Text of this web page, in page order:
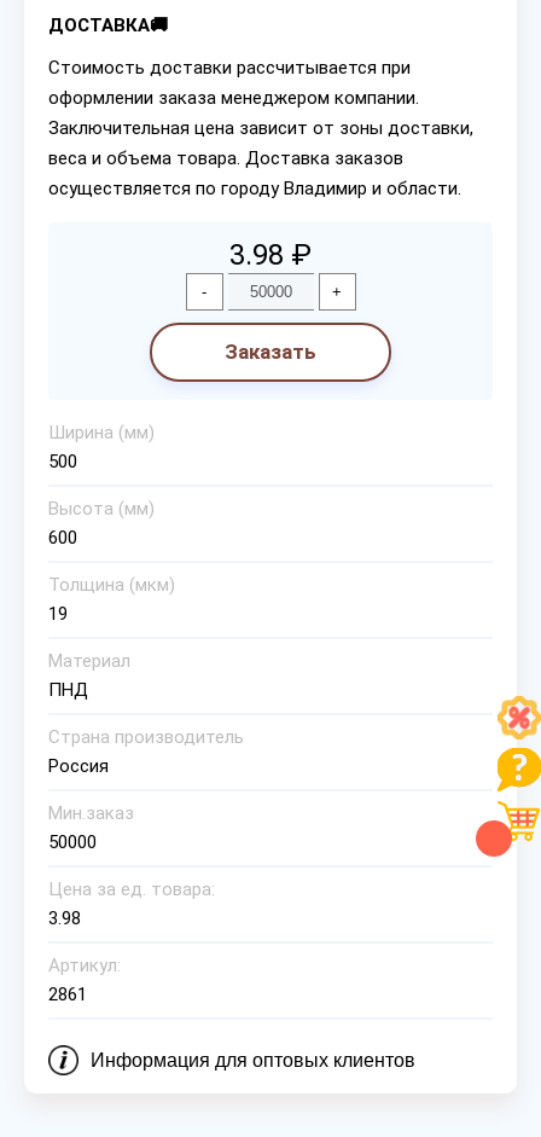
ДОСТАВКА🚚
Стоимость доставки рассчитывается при
оформлении заказа менеджером компании.
Заключительная цена зависит от зоны доставки,
веса и объема товара. Доставка заказов
осуществляется по городу Владимир и области.
3.98 ₽
- +
Заказать
Ширина (мм)
500
Высота (мм)
600
Толщина (мкм)
19
Материал
ПНД
Страна производитель
Россия
Мин.заказ
50000
Цена за ед. товара:
3.98
Артикул:
2861
Информация для оптовых клиентов